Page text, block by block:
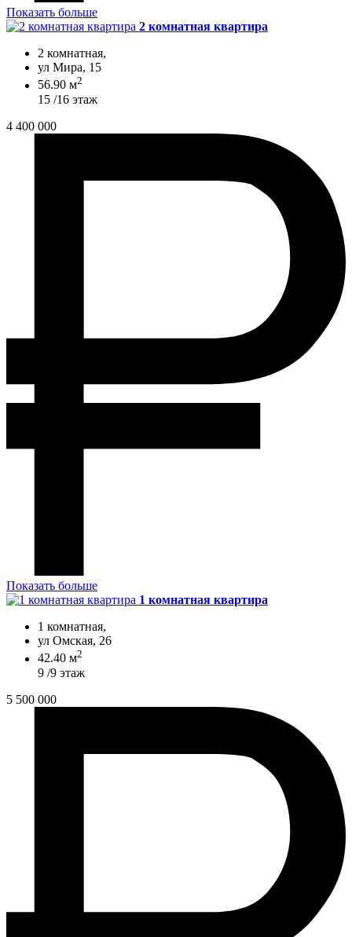
Показать больше
2 комнатная квартира
2 комнатная,
ул Мира, 15
56.90 м2
15 /16 этаж
4 400 000
Показать больше
1 комнатная квартира
1 комнатная,
ул Омская, 26
42.40 м2
9 /9 этаж
5 500 000